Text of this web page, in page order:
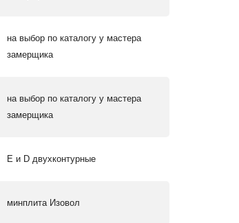
на выбор по каталогу у мастера
замерщика
на выбор по каталогу у мастера
замерщика
Е и D двухконтурные
минплита Изовол